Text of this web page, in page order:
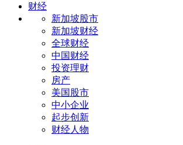
财经
新加坡股市
新加坡财经
全球财经
中国财经
投资理财
房产
美国股市
中小企业
起步创新
财经人物